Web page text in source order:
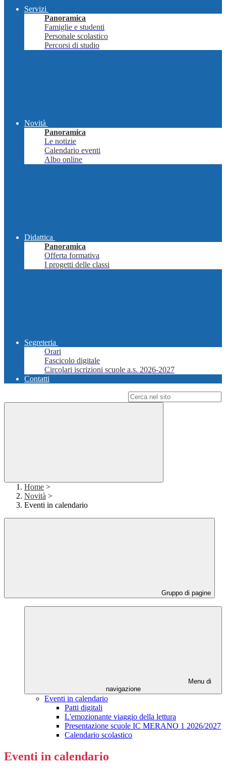
Servizi
Panoramica
Famiglie e studenti
Personale scolastico
Percorsi di studio
Novità
Panoramica
Le notizie
Calendario eventi
Albo online
Didattica
Panoramica
Offerta formativa
I progetti delle classi
Segreteria
Orari
Fascicolo digitale
Circolari iscrizioni scuole a.s. 2026-2027
Contatti
Home >
Novità >
Eventi in calendario
Gruppo di pagine
Menu di
navigazione
Eventi in calendario
Patti digitali
L'emozionante viaggio della lettura
Presentazione scuole IC MERANO 1 2026/2027
Calendario scolastico
Eventi in calendario